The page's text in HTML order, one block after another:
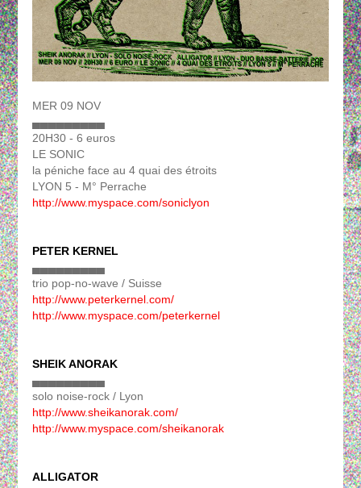
MER 09 NOV
▄▄▄▄▄▄▄▄▄
20H30 - 6 euros
LE SONIC
la péniche face au 4 quai des étroits
LYON 5 - M° Perrache
http://www.myspace.com/soniclyon
PETER KERNEL
▄▄▄▄▄▄▄▄▄
trio pop-no-wave / Suisse
http://www.peterkernel.com/
http://www.myspace.com/peterkernel
SHEIK ANORAK
▄▄▄▄▄▄▄▄▄
solo noise-rock / Lyon
http://www.sheikanorak.com/
http://www.myspace.com/sheikanorak
ALLIGATOR